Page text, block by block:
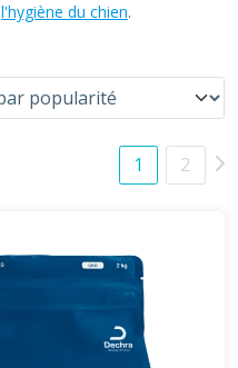
l'hygiène du chien.
1 2